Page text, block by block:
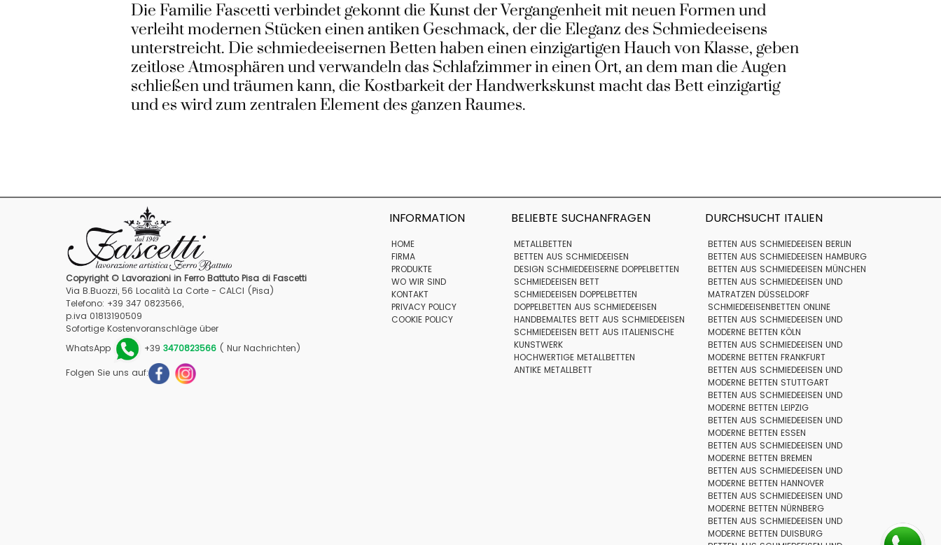
Die Familie Fascetti verbindet gekonnt die Kunst der Vergangenheit mit neuen Formen und
verleiht modernen Stücken einen antiken Geschmack, der die Eleganz des Schmiedeeisens
unterstreicht. Die schmiedeeisernen Betten haben einen einzigartigen Hauch von Klasse, geben
zeitlose Atmosphären und verwandeln das Schlafzimmer in einen Ort, an dem man die Augen
schließen und träumen kann, die Kostbarkeit der Handwerkskunst macht das Bett einzigartig
und es wird zum zentralen Element des ganzen Raumes.
Copyright © Lavorazioni in Ferro Battuto Pisa di Fascetti
Via B.Buozzi, 56 Località La Corte - CALCI (Pisa)
Telefono: +39 347 0823566,
p.iva 01813190509
Sofortige Kostenvoranschläge über
WhatsApp
+393470823566 ( Nur Nachrichten)
Folgen Sie uns auf:
INFORMATION
HOME
FIRMA
PRODUKTE
WO WIR SIND
KONTAKT
PRIVACY POLICY
COOKIE POLICY
BELIEBTE SUCHANFRAGEN
METALLBETTEN
BETTEN AUS SCHMIEDEEISEN
DESIGN SCHMIEDEEISERNE DOPPELBETTEN
SCHMIEDEEISEN BETT
SCHMIEDEEISEN DOPPELBETTEN
DOPPELBETTEN AUS SCHMIEDEEISEN
HANDBEMALTES BETT AUS SCHMIEDEEISEN
SCHMIEDEEISEN BETT AUS ITALIENISCHE
KUNSTWERK
HOCHWERTIGE METALLBETTEN
ANTIKE METALLBETT
DURCHSUCHT ITALIEN
BETTEN AUS SCHMIEDEEISEN BERLIN
BETTEN AUS SCHMIEDEEISEN HAMBURG
BETTEN AUS SCHMIEDEEISEN MÜNCHEN
BETTEN AUS SCHMIEDEEISEN UND
MATRATZEN DÜSSELDORF
SCHMIEDEEISENBETTEN ONLINE
BETTEN AUS SCHMIEDEEISEN UND
MODERNE BETTEN KÖLN
BETTEN AUS SCHMIEDEEISEN UND
MODERNE BETTEN FRANKFURT
BETTEN AUS SCHMIEDEEISEN UND
MODERNE BETTEN STUTTGART
BETTEN AUS SCHMIEDEEISEN UND
MODERNE BETTEN LEIPZIG
BETTEN AUS SCHMIEDEEISEN UND
MODERNE BETTEN ESSEN
BETTEN AUS SCHMIEDEEISEN UND
MODERNE BETTEN BREMEN
BETTEN AUS SCHMIEDEEISEN UND
MODERNE BETTEN HANNOVER
BETTEN AUS SCHMIEDEEISEN UND
MODERNE BETTEN NÜRNBERG
BETTEN AUS SCHMIEDEEISEN UND
MODERNE BETTEN DUISBURG